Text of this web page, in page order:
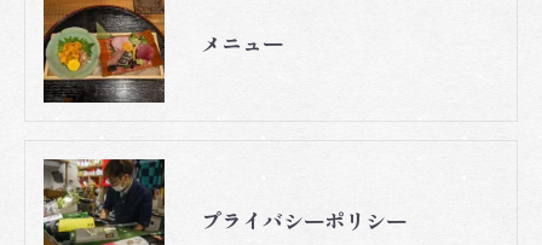
メニュー
プライバシーポリシー